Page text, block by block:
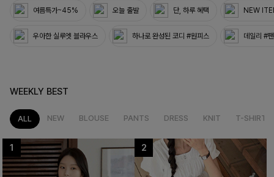
여름특가~45% 오늘 출발 단, 하루 혜택 NEW
우아한 실루엣 블라우스 하나로 완성된 코디 #원피스 데일리 #
WEEKLY BEST
ALL NEW BLOUSE PANTS DRESS KNIT T-SHIRT